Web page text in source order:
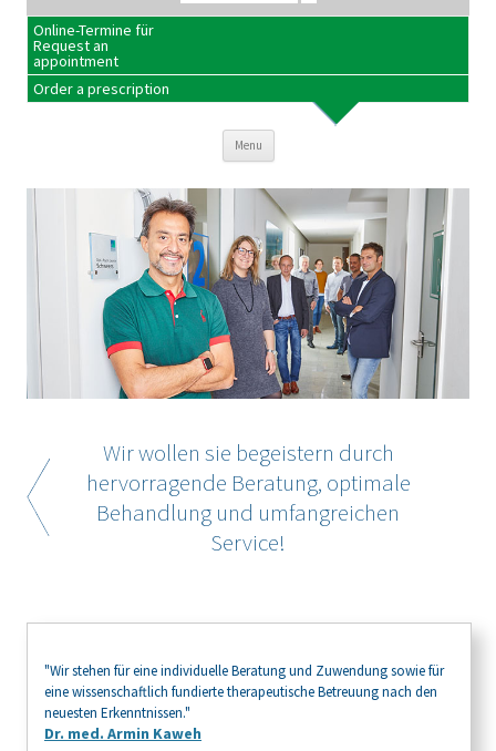
Online-Termine für
Request an
appointment
Order a prescription
Menu Skip to content
Wir wollen sie begeistern durch
hervorragende Beratung, optimale
Behandlung und umfangreichen
Service!
"Wir stehen für eine individuelle Beratung und Zuwendung sowie für
eine wissenschaftlich fundierte therapeutische Betreuung nach den
neuesten Erkenntnissen."
Dr. med. Armin Kaweh